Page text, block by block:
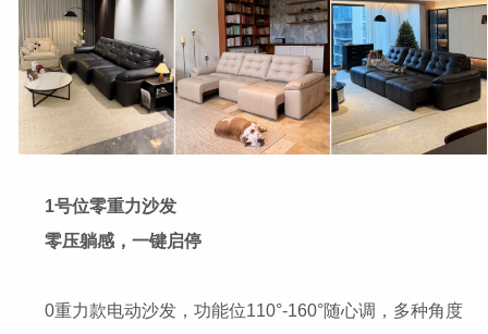
1号位零重力沙发
零压躺感，一键启停
0重力款电动沙发，功能位110°-160°随心调，多种角度